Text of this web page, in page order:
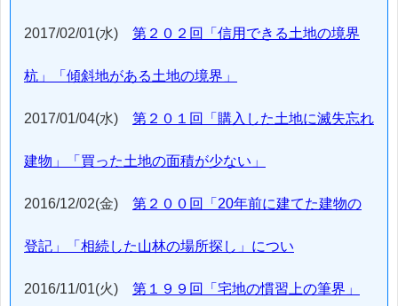
2017/02/01(水) 第２０２回「信用できる土地の境界
杭」「傾斜地がある土地の境界」
2017/01/04(水) 第２０１回「購入した土地に滅失忘れ
建物」「買った土地の面積が少ない」
2016/12/02(金) 第２００回「20年前に建てた建物の
登記」「相続した山林の場所探し」につい
2016/11/01(火) 第１９９回「宅地の慣習上の筆界」